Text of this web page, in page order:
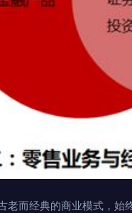
老而经典的商业模式，